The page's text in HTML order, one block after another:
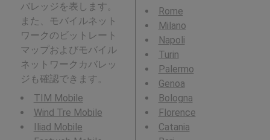
バレッジを表します。
また、モバイルネット
ワークのビットレート
マップおよびモバイル
ネットワークカバレッ
ジも確認できます。
TIM Mobile
Wind Tre Mobile
Iliad Mobile
Rome
Milano
Napoli
Turin
Palermo
Genoa
Bologna
Florence
Catania